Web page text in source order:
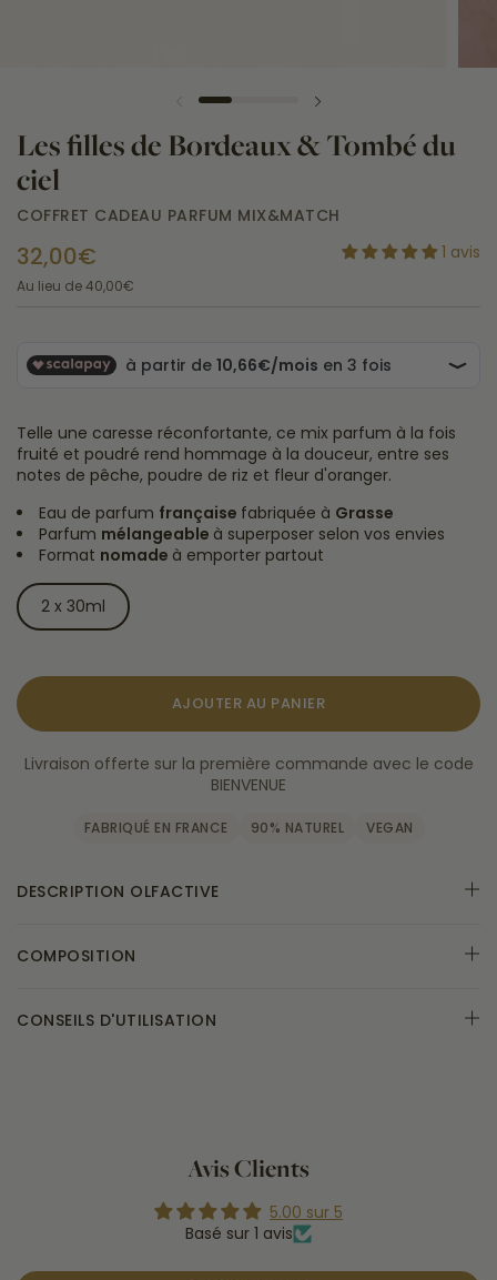
Les filles de Bordeaux & Tombé du
ciel
COFFRET CADEAU PARFUM MIX&MATCH
32,00€
Au lieu de40,00€
1 avis
Telle une caresse réconfortante, ce mix parfum à la fois
fruité et poudré rend hommage à la douceur, entre ses
notes de pêche, poudre de riz et fleur d'oranger.
Eau de parfum française fabriquée à Grasse
Parfum mélangeable à superposer selon vos envies
Format nomade à emporter partout
2 x 30ml
AJOUTER AU PANIER
Livraison offerte sur la première commande avec le code
BIENVENUE
FABRIQUÉ EN FRANCE 90% NATUREL VEGAN
DESCRIPTION OLFACTIVE
COMPOSITION
CONSEILS D'UTILISATION
Avis Clients
5.00 sur 5
Basé sur 1 avis